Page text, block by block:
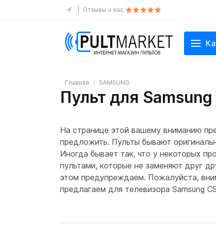
Отзывы о нас
Главная SAMSUNG
Пульт для
На странице этой вашему вниманию
предложить. Пульты бывают
Иногда бывает так, что у некоторых
пультами, которые не заменяют друг
этом предупреждаем. Пожалуйста,
предлагаем для телевизора Samsung